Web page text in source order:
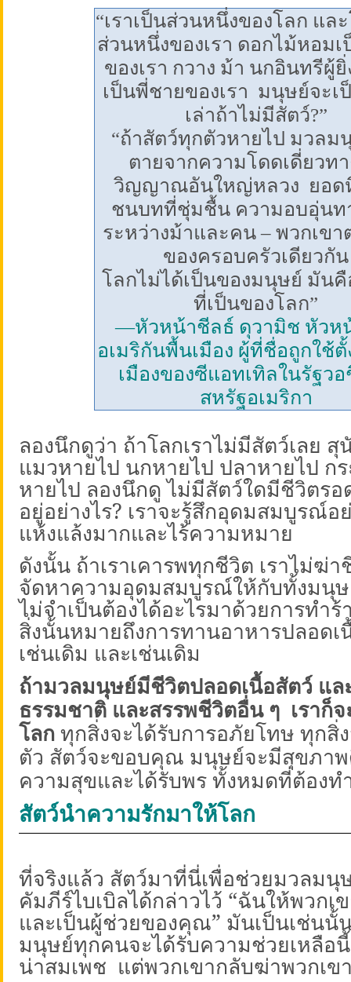
“เราเป็นส่วนหนึ่งของโลก แล
ส่วนหนึ่งของเรา ดอกไม้หอม
ของเรา กวาง ม้า นกอินทรีผู้
เป็นพี่ชายของเรา มนุษย์จะเ
เล่าถ้าไม่มีสัตว์?”
“ถ้าสัตว์ทุกตัวหายไป มวลม
ตายจากความโดดเดี่ยวท
วิญญาณอันใหญ่หลวง ยอด
ชนบทที่ชุ่มชื้น ความอบอุ่นท
ระหว่างม้าและคน – พวกเขา
ของครอบครัวเดียวกัน
โลกไม่ได้เป็นของมนุษย์ มัน
ที่เป็นของโลก”
—หัวหน้าชีลธ์ ดุวามิช หัวห
อเมริกันพื้นเมือง ผู้ที่ชื่อถูกใช้ตั้
เมืองของซีแอทเทิลในรัฐว
สหรัฐอเมริกา
ลองนึกดูว่า ถ้าโลกเราไม่มีสัตว์เลย
แมวหายไป นกหายไป ปลาหายไป ก
หายไป ลองนึกดู ไม่มีสัตว์ใดมีชีวิตรอ
อยู่อย่างไร? เราจะรู้สึกอุดมสมบูรณ์อ
แห้งแล้งมากและไร้ความหมาย
ดังนั้น ถ้าเราเคารพทุกชีวิต เราไม่ฆ่
จัดหาความอุดมสมบูรณ์ให้กับทั้งมนุษ
ไม่จำเป็นต้องได้อะไรมาด้วยการทำร้
สิ่งนั้นหมายถึงการทานอาหารปลอดเ
เช่นเดิม และเช่นเดิม
ถ้ามวลมนุษย์มีชีวิตปลอดเนื้อสัตว์ แล
ธรรมชาติ และสรรพชีวิตอื่น ๆ เราก็
โลกทุกสิ่งจะได้รับการอภัยโทษ ทุกสิ่
ตัว สัตว์จะขอบคุณ มนุษย์จะมีสุขภา
ความสุขและได้รับพร ทั้งหมดที่ต้องท
สัตว์นำความรักมาให้โลก
ที่จริงแล้ว สัตว์มาที่นี่เพื่อช่วยมวลมนุ
คัมภีร์ไบเบิลได้กล่าวไว้ “ฉันให้พวกเ
และเป็นผู้ช่วยของคุณ” มันเป็นเช่นนั้
มนุษย์ทุกคนจะได้รับความช่วยเหลือ
น่าสมเพช แต่พวกเขากลับฆ่าพวกเข